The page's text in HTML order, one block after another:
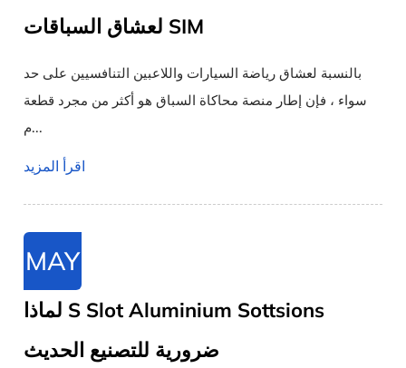
لعشاق السباقات SIM
بالنسبة لعشاق رياضة السيارات واللاعبين التنافسيين على حد
سواء ، فإن إطار منصة محاكاة السباق هو أكثر من مجرد قطعة
م...
اقرأ المزيد
MAY
لماذا S Slot Aluminium Sottsions
ضرورية للتصنيع الحديث